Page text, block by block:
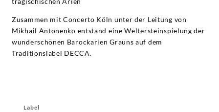
Zusammen mit Concerto Köln unter der Leitung von
Mikhail Antonenko entstand eine Weltersteinspielung der
wunderschönen Barockarien Grauns auf dem
Traditionslabel DECCA.
Label